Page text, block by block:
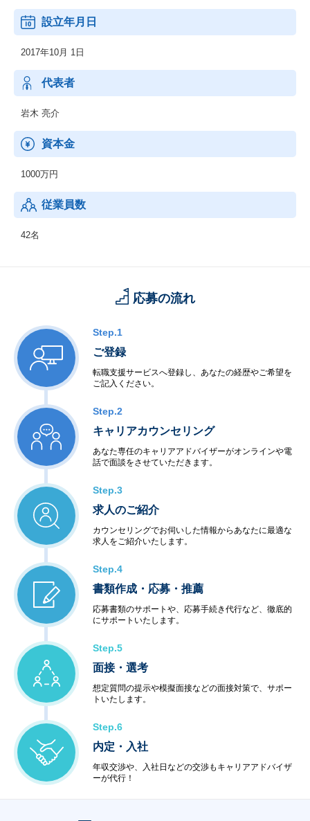
が高いことから、同事業でキャッシュを稼ぎ、新規事業へ投資。
◆建職バンク特化型サービス：建職バンク○○というように、職
例）電気主任技術者、電気工事
施工管理技士、各種施工管理技士など
２．メディア事業
◆建職バンクコラム：建築産業の中の人のためのWEBメディ
め、
需要を見込み事業化。すでに7万
設立年月日
2017年10月 1日
代表者
岩木 亮介
資本金
1000万円
従業員数
42名
応募の流れ
Step.1
ご登録
転職支援サービスへ登録し、あなたの経歴やご希望を
ご記入ください。
Step.2
キャリアカウンセリング
あなた専任のキャリアアドバイザーがオンラインや電
話で面談をさせていただきます。
Step.3
求人のご紹介
カウンセリングでお伺いした情報からあなたに最適な
求人をご紹介いたします。
Step.4
書類作成・応募・推薦
応募書類のサポートや、応募手続き代行など、徹底的
にサポートいたします。
Step.5
面接・選考
想定質問の提示や模擬面接などの面接対策で、サポー
トいたします。
Step.6
内定・入社
年収交渉や、入社日などの交渉もキャリアアドバイザ
ーが代行！